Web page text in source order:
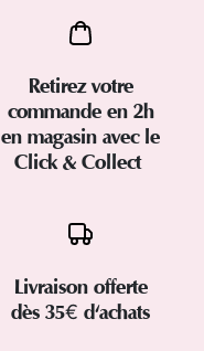
Retirez votre
commande en 2h
en magasin avec le
Click & Collect
Livraison offerte
dès 35€ d'achats